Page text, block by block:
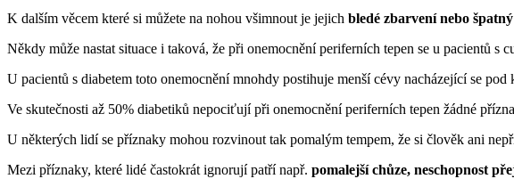
K dalším věcem které si můžete na nohou všimnout je jejich bledé zbarvení nebo
Někdy může nastat situace i taková, že při onemocnění periferních tepen se u pacientů
U pacientů s diabetem toto onemocnění mnohdy postihuje menší cévy nacházející se
Ve skutečnosti až 50% diabetiků nepociťují při onemocnění periferních tepen žádné
U některých lidí se příznaky mohou rozvinout tak pomalým tempem, že si člověk ani
Mezi příznaky, které lidé častokrát ignorují patří např. pomalejší chůze, neschopnost